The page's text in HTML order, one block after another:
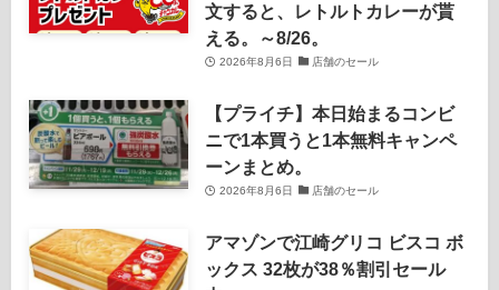
文すると、レトルトカレーが貰
える。～8/26。
2026年8月6日 店舗のセール
【プライチ】本日始まるコンビ
ニで1本買うと1本無料キャンペ
ーンまとめ。
2026年8月6日 店舗のセール
アマゾンで江崎グリコ ビスコ ボ
ックス 32枚が38％割引セール